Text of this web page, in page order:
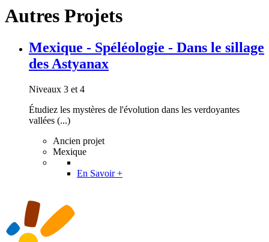
Autres Projets
Mexique - Spéléologie - Dans le sillage
des Astyanax
Niveaux 3 et 4
Étudiez les mystères de l'évolution dans les verdoyantes
vallées (...)
Ancien projet
Mexique
En Savoir +